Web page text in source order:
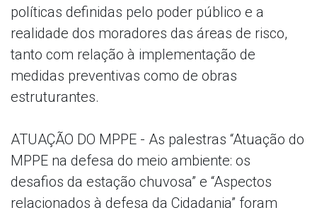
políticas definidas pelo poder público e a
realidade dos moradores das áreas de risco,
tanto com relação à implementação de
medidas preventivas como de obras
estruturantes.
ATUAÇÃO DO MPPE - As palestras “Atuação do
MPPE na defesa do meio ambiente: os
desafios da estação chuvosa” e “Aspectos
relacionados à defesa da Cidadania” foram